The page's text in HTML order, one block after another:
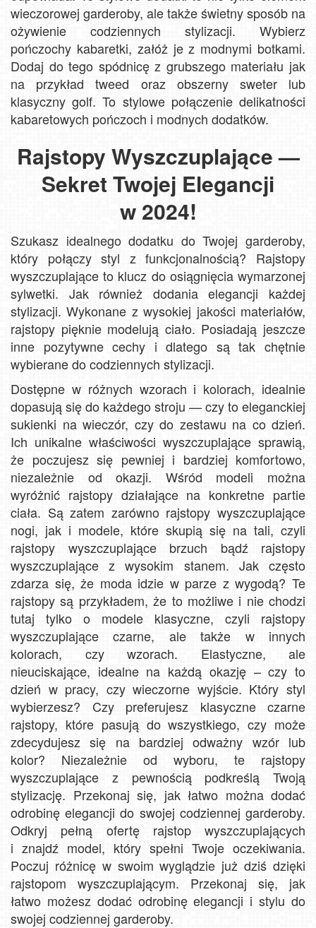
wieczorowej garderoby, ale także świetny sposób na
ożywienie codziennych stylizacji. Wybierz
pończochy kabaretki, załóż je z modnymi botkami.
Dodaj do tego spódnicę z grubszego materiału jak
na przykład tweed oraz obszerny sweter lub
klasyczny golf. To stylowe połączenie delikatności
kabaretowych pończoch i modnych dodatków.
Rajstopy Wyszczuplające —
Sekret Twojej Elegancji
w 2024!
Szukasz idealnego dodatku do Twojej garderoby,
który połączy styl z funkcjonalnością? Rajstopy
wyszczuplające to klucz do osiągnięcia wymarzonej
sylwetki. Jak również dodania elegancji każdej
stylizacji. Wykonane z wysokiej jakości materiałów,
rajstopy pięknie modelują ciało. Posiadają jeszcze
inne pozytywne cechy i dlatego są tak chętnie
wybierane do codziennych stylizacji.
Dostępne w różnych wzorach i kolorach, idealnie
dopasują się do każdego stroju — czy to eleganckiej
sukienki na wieczór, czy do zestawu na co dzień.
Ich unikalne właściwości wyszczuplające sprawią,
że poczujesz się pewniej i bardziej komfortowo,
niezależnie od okazji. Wśród modeli można
wyróżnić rajstopy działające na konkretne partie
ciała. Są zatem zarówno rajstopy wyszczuplające
nogi, jak i modele, które skupią się na tali, czyli
rajstopy wyszczuplające brzuch bądź rajstopy
wyszczuplające z wysokim stanem. Jak często
zdarza się, że moda idzie w parze z wygodą? Te
rajstopy są przykładem, że to możliwe i nie chodzi
tutaj tylko o modele klasyczne, czyli rajstopy
wyszczuplające czarne, ale także w innych
kolorach, czy wzorach. Elastyczne, ale
nieuciskające, idealne na każdą okazję – czy to
dzień w pracy, czy wieczorne wyjście. Który styl
wybierzesz? Czy preferujesz klasyczne czarne
rajstopy, które pasują do wszystkiego, czy może
zdecydujesz się na bardziej odważny wzór lub
kolor? Niezależnie od wyboru, te rajstopy
wyszczuplające z pewnością podkreślą Twoją
stylizację. Przekonaj się, jak łatwo można dodać
odrobinę elegancji do swojej codziennej garderoby.
Odkryj pełną ofertę rajstop wyszczuplających
i znajdź model, który spełni Twoje oczekiwania.
Poczuj różnicę w swoim wyglądzie już dziś dzięki
rajstopom wyszczuplającym. Przekonaj się, jak
łatwo możesz dodać odrobinę elegancji i stylu do
swojej codziennej garderoby.